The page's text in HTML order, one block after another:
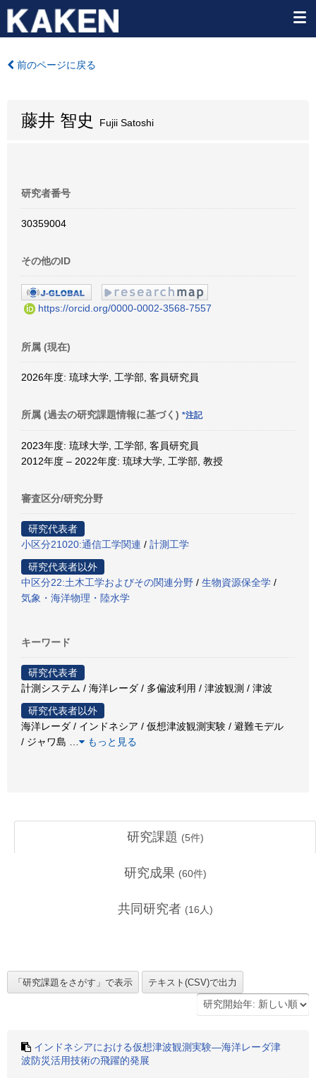
前のページに戻る
藤井 智史 Fujii Satoshi
研究者番号
30359004
その他のID
https://orcid.org/0000-0002-3568-7557
所属 (現在)
2026年度: 琉球大学, 工学部, 客員研究員
所属 (過去の研究課題情報に基づく) *注記
2023年度: 琉球大学, 工学部, 客員研究員
2012年度 – 2022年度: 琉球大学, 工学部, 教授
審査区分/研究分野
研究代表者
小区分21020:通信工学関連 / 計測工学
研究代表者以外
中区分22:土木工学およびその関連分野 / 生物資源保全学 /
気象・海洋物理・陸水学
キーワード
研究代表者
計測システム / 海洋レーダ / 多偏波利用 / 津波観測 / 津波
研究代表者以外
海洋レーダ / インドネシア / 仮想津波観測実験 / 避難モデル
/ ジャワ島
もっと見る
研究課題 (5件)
研究成果 (60件)
共同研究者 (16 人)
インドネシアにおける仮想津波観測実験―海洋レーダ津
波防災活用技術の飛躍的発展